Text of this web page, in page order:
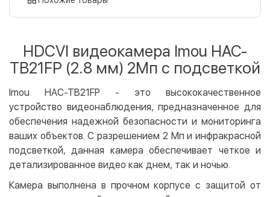
LiqPay
Apple Pay
Google Pay
Безналичный расчет
Оплата на карту юр.лица
Оплата на счет юр.лица
Бесплатно
Кредит
Мгновенная рассрочка (Приватбанк)
HDCVI видеокамера Imou HAC-
TB21FP (2.8 мм) 2Мп с подсветкой
Imou HAC-TB21FP - это высококачественное
устройство видеонаблюдения, предназначенное для
обеспечения надежной безопасности и мониторинга
ваших объектов. С разрешением 2 Мп и инфракрасной
подсветкой, данная камера обеспечивает четкое и
детализированное видео как днем, так и ночью.
Камера выполнена в прочном корпусе с защитой от